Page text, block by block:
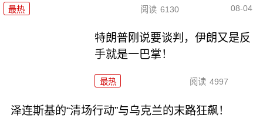
最热 阅读 6130 08-04
特朗普刚说要谈判，伊朗又是反
手就是一巴掌！
最热 阅读 4997
泽连斯基的“清场行动”与乌克兰的末路狂飙！